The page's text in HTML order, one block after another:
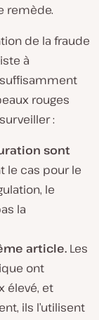
remède.
de la fraude
à
rouges
:
sont
le cas pour le
le
la
article. Les
ont
élevé, et
ils l’utilisent